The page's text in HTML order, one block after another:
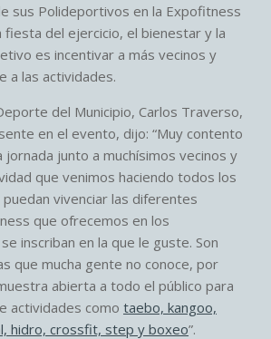
sus Polideportivos en la Expofitness
fiesta del ejercicio, el bienestar y la
es incentivar a más vecinos y
a las actividades.
del Municipio, Carlos Traverso,
en el evento, dijo: “Muy contento
junto a muchísimos vecinos y
que venimos haciendo todos los
vivenciar las diferentes
que ofrecemos en los
inscriban en la que le guste. Son
que mucha gente no conoce, por
abierta a todo el público para
actividades como taebo, kangoo,
hidro, crossfit, step y boxeo”.